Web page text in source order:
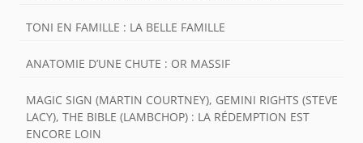
TONI EN FAMILLE : LA BELLE FAMILLE
ANATOMIE D’UNE CHUTE : OR MASSIF
MAGIC SIGN (MARTIN COURTNEY), GEMINI RIGHTS (STEVE
LACY), THE BIBLE (LAMBCHOP) : LA RÉDEMPTION EST
ENCORE LOIN